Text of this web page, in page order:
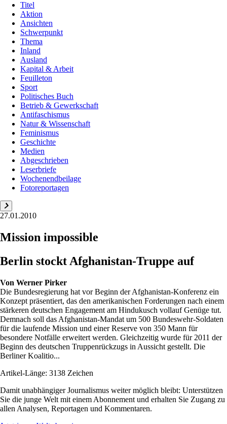
Titel
Aktion
Ansichten
Schwerpunkt
Thema
Inland
Ausland
Kapital & Arbeit
Feuilleton
Sport
Politisches Buch
Betrieb & Gewerkschaft
Antifaschismus
Natur & Wissenschaft
Feminismus
Geschichte
Medien
Abgeschrieben
Leserbriefe
Wochenendbeilage
Fotoreportagen
27.01.2010
Mission impossible
Berlin stockt Afghanistan-Truppe auf
Von Werner Pirker
Die Bundesregierung hat vor Beginn der Afghanistan-Konferenz ein
Konzept präsentiert, das den amerikanischen Forderungen nach einem
stärkeren deutschen Engagement am Hindukusch vollauf Genüge tut.
Demnach soll das Afghanistan-Mandat um 500 Bundeswehr-Soldaten
für die laufende Mission und einer Reserve von 350 Mann für
besondere Notfälle erweitert werden. Gleichzeitig wurde für 2011 der
Beginn des deutschen Truppenrückzugs in Aussicht gestellt. Die
Berliner Koalitio...
Artikel-Länge: 3138 Zeichen
Damit unabhängiger Journalismus weiter möglich bleibt: Unterstützen
Sie die junge Welt mit einem Abonnement und erhalten Sie Zugang zu
allen Analysen, Reportagen und Kommentaren.